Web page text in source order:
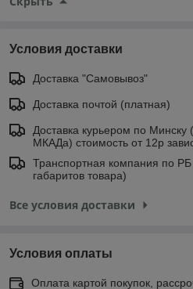
Условия доставки
Доставка "Самовывоз"
Доставка почтой (платная)
Доставка курьером по
МКАДа) стоимость от 12р
Транспортная компания по РБ
габаритов товара)
Все условия доставки
Условия оплаты
Оплата картой покупок,